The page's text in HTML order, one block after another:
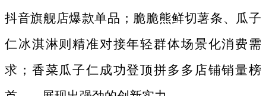
抖音旗舰店爆款单品；脆脆熊鲜切薯条、瓜子
仁冰淇淋则精准对接年轻群体场景化消费需
求；香菜瓜子仁成功登顶拼多多店铺销量榜